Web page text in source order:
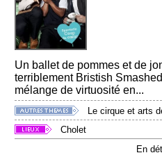
Un ballet de pommes et de
terriblement Bristish
mélange de virtuosité en...
Le cirque et arts
Cholet
En